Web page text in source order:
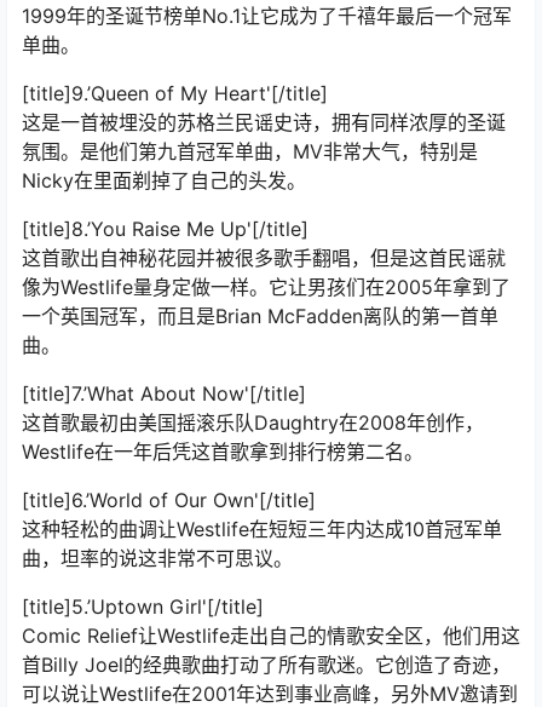
1999年的圣诞节榜单No.1让它成为了千禧年最后一个冠军
单曲。
[title]9.’Queen of My Heart'[/title]
这是一首被埋没的苏格兰民谣史诗，拥有同样浓厚的圣诞
氛围。是他们第九首冠军单曲，MV非常大气，特别是
Nicky在里面剃掉了自己的头发。
[title]8.’You Raise Me Up'[/title]
这首歌出自神秘花园并被很多歌手翻唱，但是这首民谣就
像为Westlife量身定做一样。它让男孩们在2005年拿到了
一个英国冠军，而且是Brian McFadden离队的第一首单
曲。
[title]7.’What About Now'[/title]
这首歌最初由美国摇滚乐队Daughtry在2008年创作，
Westlife在一年后凭这首歌拿到排行榜第二名。
[title]6.’World of Our Own'[/title]
这种轻松的曲调让Westlife在短短三年内达成10首冠军单
曲，坦率的说这非常不可思议。
[title]5.’Uptown Girl'[/title]
Comic Relief让Westlife走出自己的情歌安全区，他们用这
首Billy Joel的经典歌曲打动了所有歌迷。它创造了奇迹，
可以说让Westlife在2001年达到事业高峰，另外MV邀请到